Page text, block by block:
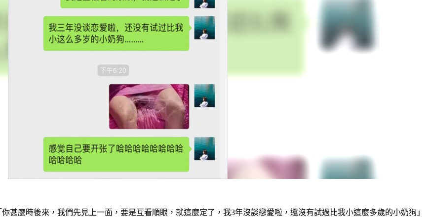
甚麼時後來，我們先見上一面，要是互看順眼，就這麼定了，我3年沒談戀愛啦，還沒有試過比我小這麼多歲的小奶狗」